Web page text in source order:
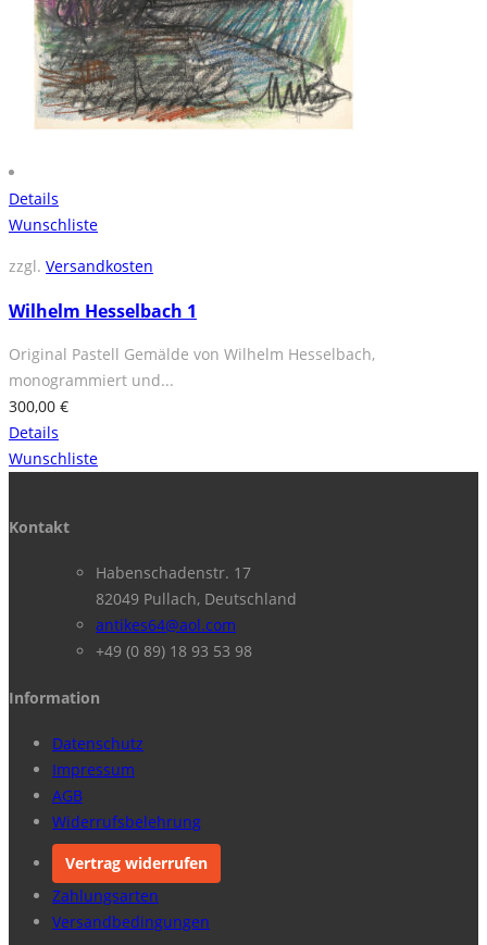
Details
Wunschliste
zzgl. Versandkosten
Wilhelm Hesselbach 1
Original Pastell Gemälde von Wilhelm Hesselbach,
monogrammiert und...
300,00 €
Details
Wunschliste
Kontakt
Habenschadenstr. 17
82049 Pullach, Deutschland
antikes64@aol.com
+49 (0 89) 18 93 53 98
Information
Datenschutz
Impressum
AGB
Widerrufsbelehrung
Vertrag widerrufen
Zahlungsarten
Versandbedingungen